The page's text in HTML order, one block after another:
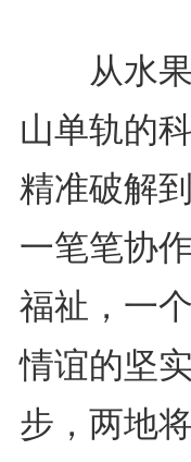
从水果
山单轨的
精准破解
一笔笔协
福祉，一
情谊的坚
步，两地